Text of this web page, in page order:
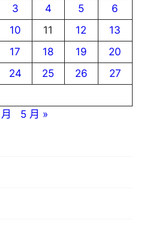
3 4 5
6
10 11 12
13
17 18 19
20
24 25 26
27
5 月 »